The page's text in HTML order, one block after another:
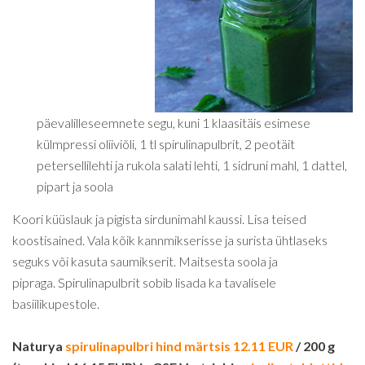
päevalilleseemnete segu, kuni 1 klaasitäis esimese
külmpressi oliiviõli, 1 tl spirulinapulbrit, 2 peotäit
petersellilehti ja rukola salati lehti, 1 sidruni mahl, 1 dattel,
pipart ja soola
Koori küüslauk ja pigista sirdunimahl kaussi. Lisa teised
koostisained. Vala kõik kannmikserisse ja surista ühtlaseks
seguks või kasuta saumikserit. Maitsesta soola ja
pipraga. Spirulinapulbrit sobib lisada ka tavalisele
basiilikupestole.
Naturya spirulinapulbri hind märtsis 12.11 EUR/ 200 g